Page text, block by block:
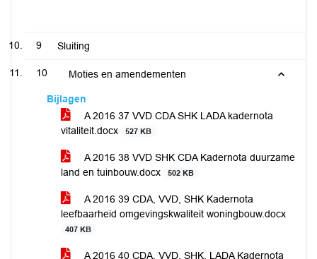
9 Sluiting
10 Moties en amendementen
Bijlagen
A 2016 37 VVD CDA SHK LADA kadernota
vitaliteit.docx
527 KB
A 2016 38 VVD SHK CDA Kadernota duurzame
land en tuinbouw.docx
502 KB
A 2016 39 CDA, VVD, SHK Kadernota
leefbaarheid omgevingskwaliteit woningbouw.docx
407 KB
A 2016 40 CDA, VVD, SHK, LADA Kadernota